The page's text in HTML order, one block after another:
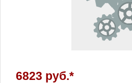
6823 руб.*